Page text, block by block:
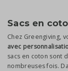
Sacs en
Chez Greengiving,
avec
sacs en coton sont
nombreuses fois.